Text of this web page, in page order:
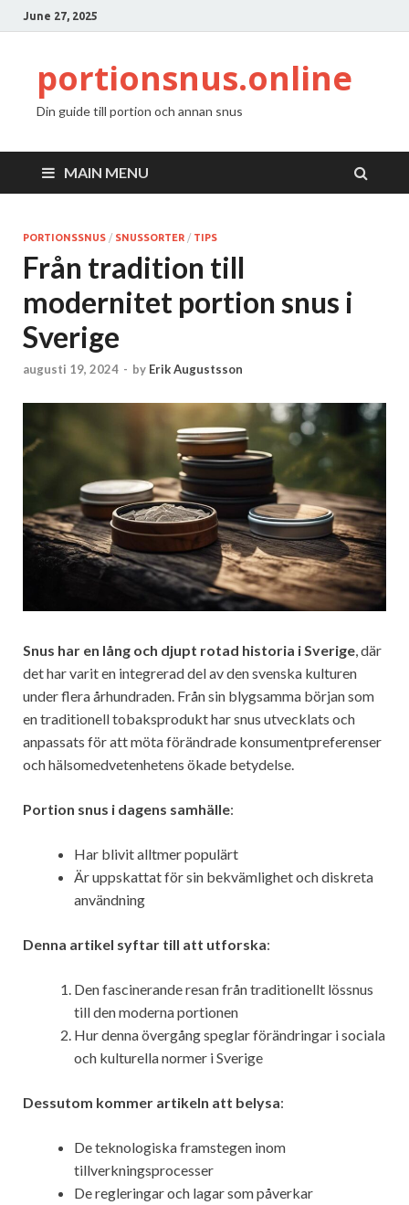
June 27, 2025
portionsnus.online
Din guide till portion och annan snus
MAIN MENU
PORTIONSSNUS / SNUSSORTER / TIPS
Från tradition till
modernitet portion snus i
Sverige
augusti 19, 2024 - by Erik Augustsson
Snus har en lång och djupt rotad historia i Sverige, där
det har varit en integrerad del av den svenska kulturen
under flera århundraden. Från sin blygsamma början som
en traditionell tobaksprodukt har snus utvecklats och
anpassats för att möta förändrade konsumentpreferenser
och hälsomedvetenhetens ökade betydelse.
Portion snus i dagens samhälle:
Har blivit alltmer populärt
Är uppskattat för sin bekvämlighet och diskreta
användning
Denna artikel syftar till att utforska:
Den fascinerande resan från traditionellt lössnus
till den moderna portionen
Hur denna övergång speglar förändringar i sociala
och kulturella normer i Sverige
Dessutom kommer artikeln att belysa:
De teknologiska framstegen inom
tillverkningsprocesser
De regleringar och lagar som påverkar